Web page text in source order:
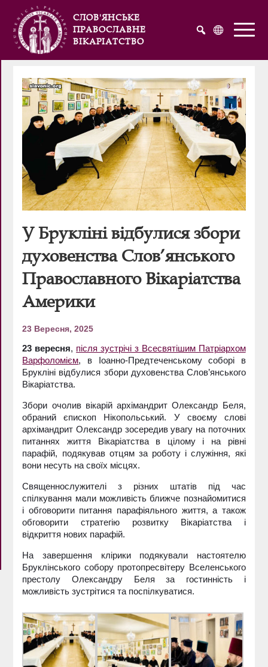
СЛОВ'ЯНСЬКЕ
ПРАВОСЛАВНЕ
ВІКАРІАТСТВО
У Брукліні відбулися збори
духовенства Слов’янського
Православного Вікаріатства
Америки
23 Вересня, 2025
23 вересня, після зустрічі з Всесвятішим Патріархом
Варфоломієм, в Іоанно-Предтеченському соборі в
Брукліні відбулися збори духовенства Слов’янського
Вікаріатства.
Збори очолив вікарій архімандрит Олександр Беля,
обраний єпископ Нікопольський. У своєму слові
архімандрит Олександр зосередив увагу на поточних
питаннях життя Вікаріатства в цілому і на рівні
парафій, подякував отцям за роботу і служіння, які
вони несуть на своїх місцях.
Священнослужителі з різних штатів під час
спілкування мали можливість ближче познайомитися
і обговорити питання парафіяльного життя, а також
обговорити стратегію розвитку Вікаріатства і
відкриття нових парафій.
На завершення клірики подякували настоятелю
Бруклінського собору протопресвітеру Вселенського
престолу Олександру Беля за гостинність і
можливість зустрітися та поспілкуватися.